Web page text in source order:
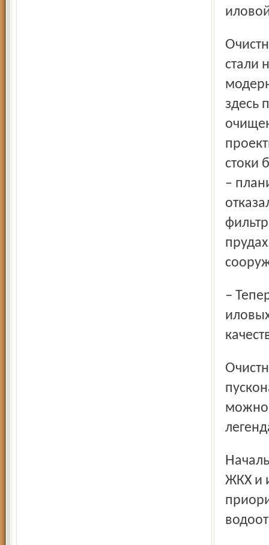
Очистные, которые никак не могли достроить много лет,
стали
здесь
стоки
–
– Теперь их будут обеззараживать хлором, отстаивать в
Очистные канализации практически готовы, завершаются
можно
Начальник отдела программ областного департамента
ЖКХ и